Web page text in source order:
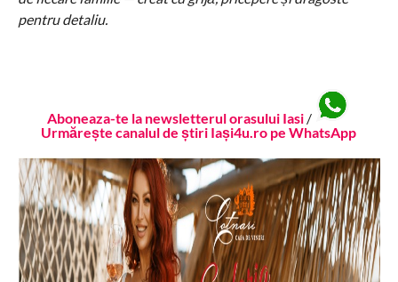
pentru detaliu.
Aboneaza-te la newsletterul orasului Iasi /
Urmărește canalul de știri Iași4u.ro pe WhatsApp